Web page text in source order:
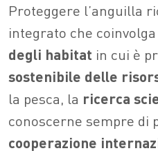
Proteggere l’anguilla
integrato che
degli habitat in cui è
sostenibile delle
la pesca, la ricerca
conoscerne sempre di
cooperazione